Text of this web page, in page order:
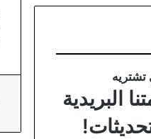
تشتريه
البريدية